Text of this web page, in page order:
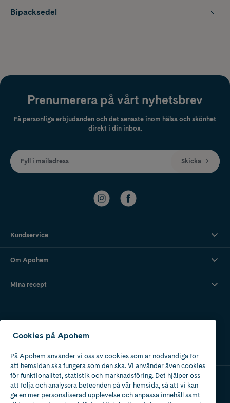
Bipacksedel
Prenumerera på vårt nyhetsbrev
Få personliga erbjudanden och det senaste inom hälsa och skönhet
direkt i din inbox.
Fyll i mailadress Skicka
Kundservice
Om Apohem
Mina recept
Apotek med tillstånd
av Läkemedelsverket
Cookies på Apohem
På Apohem använder vi oss av cookies som är nödvändiga för
att hemsidan ska fungera som den ska. Vi använder även cookies
för funktionalitet, statistik och marknadsföring. Det hjälper oss
att följa och analysera beteenden på vår hemsida, så att vi kan
ge en mer personaliserad upplevelse och anpassa innehåll samt